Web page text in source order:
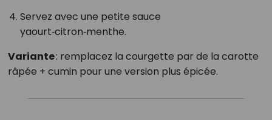
Servez avec une petite sauce
yaourt‑citron‑menthe.
Variante: remplacez la courgette par de la carotte
râpée + cumin pour une version plus épicée.